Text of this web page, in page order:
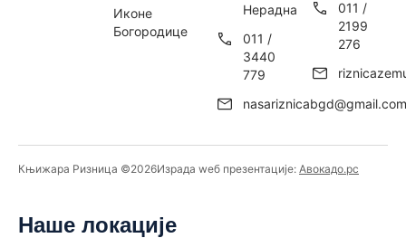
Иконе
Богородице
Нерадна
011 /
3440
779
011 /
2199
276
Књижара Ризница ©️2026Израда wеб презентације: Авокадо.рс
Наше локације